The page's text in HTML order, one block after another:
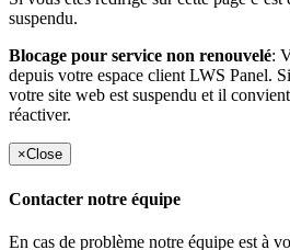
suspendu.
Blocage pour service non renouvelé:
depuis votre espace client LWS Panel.
votre site web est suspendu et il
réactiver.
×Close
Contacter notre équipe
En cas de problème notre équipe est à